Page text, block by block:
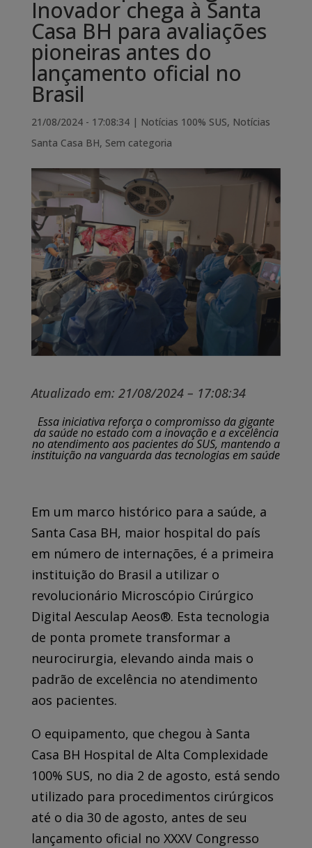
Inovador chega à Santa
Casa BH para avaliações
pioneiras antes do
lançamento oficial no
Brasil
21/08/2024 - 17:08:34| Notícias 100% SUS, Notícias
Santa Casa BH, Sem categoria
Atualizado em: 21/08/2024 – 17:08:34
Essa iniciativa reforça o compromisso da gigante
da saúde no estado com a inovação e a excelência
no atendimento aos pacientes do SUS, mantendo a
instituição na vanguarda das tecnologias em saúde
Em um marco histórico para a saúde, a
Santa Casa BH, maior hospital do país
em número de internações, é a primeira
instituição do Brasil a utilizar o
revolucionário Microscópio Cirúrgico
Digital Aesculap Aeos®. Esta tecnologia
de ponta promete transformar a
neurocirurgia, elevando ainda mais o
padrão de excelência no atendimento
aos pacientes.
O equipamento, que chegou à Santa
Casa BH Hospital de Alta Complexidade
100% SUS, no dia 2 de agosto, está sendo
utilizado para procedimentos cirúrgicos
até o dia 30 de agosto, antes de seu
lançamento oficial no XXXV Congresso